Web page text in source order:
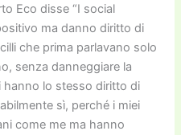
Eco disse “I social
ma danno diritto di
che prima parlavano solo
senza danneggiare la
hanno lo stesso diritto di
sì, perché i miei
come me ma hanno